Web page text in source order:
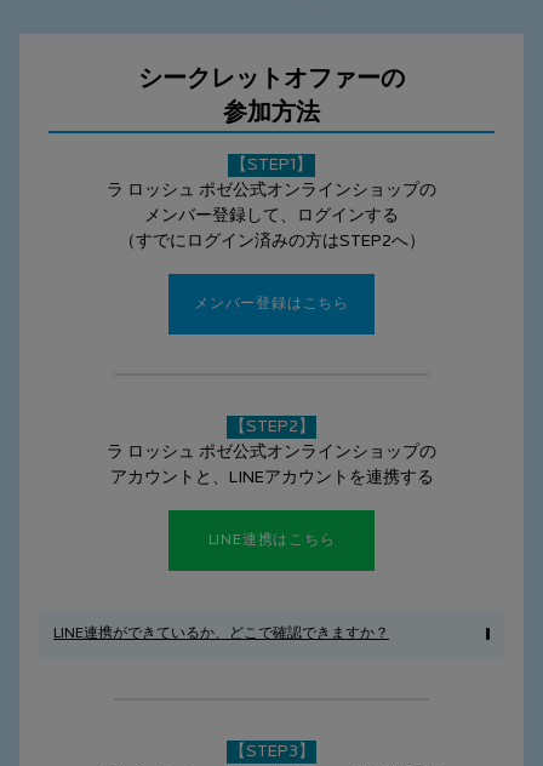
シークレットオファーの
参加方法
【STEP1】
ラ ロッシュ ポゼ公式オンラインショップの
メンバー登録して、ログインする
（すでにログイン済みの方はSTEP2へ）
メンバー登録はこちら
【STEP2】
ラ ロッシュ ポゼ公式オンラインショップの
アカウントと、LINEアカウントを連携する
LINE連携はこちら
LINE連携ができているか、どこで確認できますか？
【STEP3】